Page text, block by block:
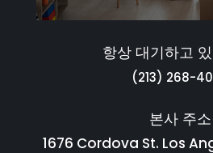
항상 대기하고
(213) 268-
본사 주소
1676 Cordova St. Los